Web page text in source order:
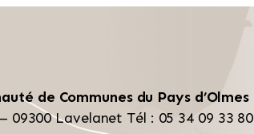
de Communes du Pays d’Olmes
09300 Lavelanet Tél : 05 34 09 33 80